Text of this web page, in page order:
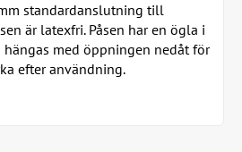
standardanslutning till
är latexfri. Påsen har en ögla i
hängas med öppningen nedåt för
efter användning.